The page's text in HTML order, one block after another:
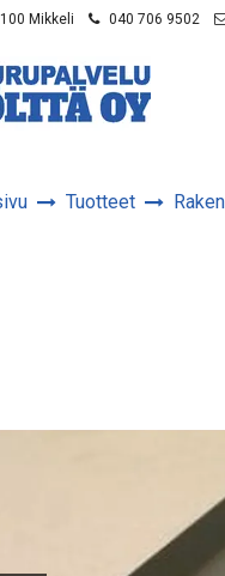
Mikkeli 040 706 9502
Tuotteet